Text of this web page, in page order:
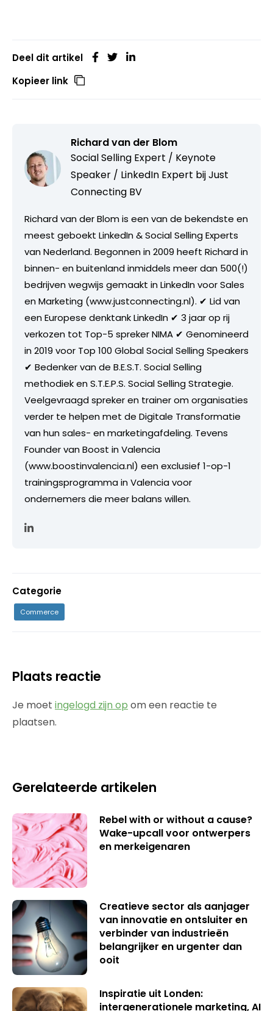
Deel dit artikel
Kopieer link
Richard van der Blom
Social Selling Expert / Keynote
Speaker / LinkedIn Expert bijJust
Connecting BV
Richard van der Blom is een van de bekendste en
meest geboekt LinkedIn & Social Selling Experts
van Nederland. Begonnen in 2009 heeft Richard in
binnen- en buitenland inmiddels meer dan 500(!)
bedrijven wegwijs gemaakt in LinkedIn voor Sales
en Marketing (www.justconnecting.nl). ✔ Lid van
een Europese denktank LinkedIn ✔ 3 jaar op rij
verkozen tot Top-5 spreker NIMA ✔ Genomineerd
in 2019 voor Top 100 Global Social Selling Speakers
✔ Bedenker van de B.E.S.T. Social Selling
methodiek en S.T.E.P.S. Social Selling Strategie.
Veelgevraagd spreker en trainer om organisaties
verder te helpen met de Digitale Transformatie
van hun sales- en marketingafdeling. Tevens
Founder van Boost in Valencia
(www.boostinvalencia.nl) een exclusief 1-op-1
trainingsprogramma in Valencia voor
ondernemers die meer balans willen.
Categorie
Commerce
Plaats reactie
Je moet ingelogd zijn op om een reactie te
plaatsen.
Gerelateerde artikelen
Rebel with or without a cause?
Wake-upcall voor ontwerpers
en merkeigenaren
Creatieve sector als aanjager
van innovatie en ontsluiter en
verbinder van industrieën
belangrijker en urgenter dan
ooit
Inspiratie uit Londen:
intergenerationele marketing, AI